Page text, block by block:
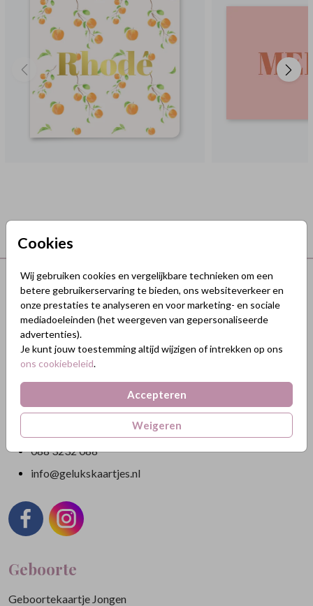
Cookies
Wij gebruiken cookies en vergelijkbare technieken om een
betere gebruikerservaring te bieden, ons websiteverkeer en
onze prestaties te analyseren en voor marketing- en sociale
mediadoeleinden (het weergeven van gepersonaliseerde
advertenties).
Je kunt jouw toestemming altijd wijzigen of intrekken op ons
ons cookiebeleid.
Accepteren
Weigeren
Terug naar boven
GeluksKaartjes.nl
Nikkelweg 45
2401MM Alphen a/d Rijn
Nederland
KVK: 84438665
BTW: NL863211185B01
088 3232 088
info@gelukskaartjes.nl
Geboorte
Geboortekaartje Jongen